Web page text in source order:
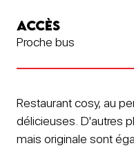
ACCÈS
Proche bus
Restaurant cosy, au
délicieuses. D'autres
mais originale sont